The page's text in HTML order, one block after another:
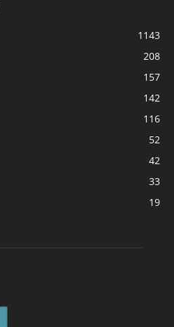
1143
208
157
142
116
52
42
33
19